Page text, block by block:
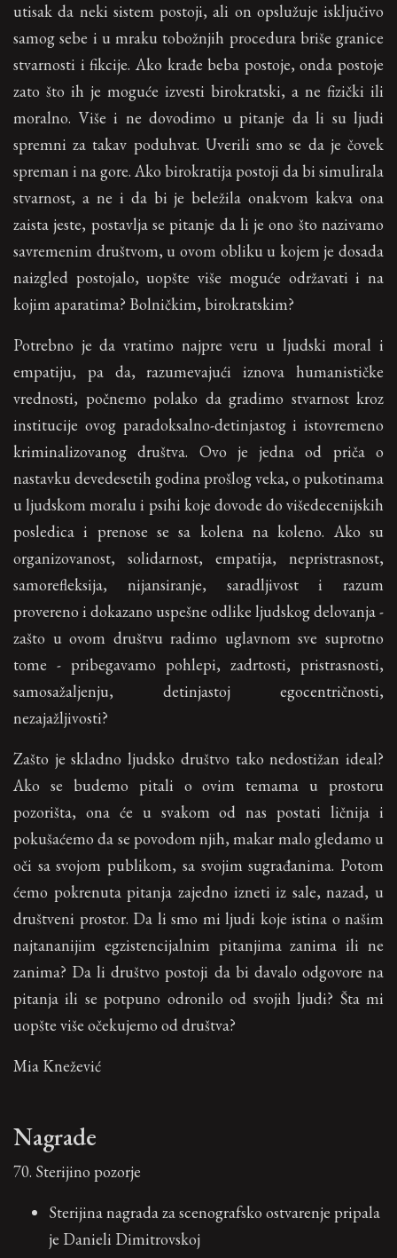
utisak da neki sistem postoji, ali on opslužuje isključivo
samog sebe i u mraku tobožnjih procedura briše granice
stvarnosti i fikcije. Ako krađe beba postoje, onda postoje
zato što ih je moguće izvesti birokratski, a ne fizički ili
moralno. Više i ne dovodimo u pitanje da li su ljudi
spremni za takav poduhvat. Uverili smo se da je čovek
spreman i na gore. Ako birokratija postoji da bi simulirala
stvarnost, a ne i da bi je beležila onakvom kakva ona
zaista jeste, postavlja se pitanje da li je ono što nazivamo
savremenim društvom, u ovom obliku u kojem je dosada
naizgled postojalo, uopšte više moguće održavati i na
kojim aparatima? Bolničkim, birokratskim?
Potrebno je da vratimo najpre veru u ljudski moral i
empatiju, pa da, razumevajući iznova humanističke
vrednosti, počnemo polako da gradimo stvarnost kroz
institucije ovog paradoksalno-detinjastog i istovremeno
kriminalizovanog društva. Ovo je jedna od priča o
nastavku devedesetih godina prošlog veka, o pukotinama
u ljudskom moralu i psihi koje dovode do višedecenijskih
posledica i prenose se sa kolena na koleno. Ako su
organizovanost, solidarnost, empatija, nepristrasnost,
samorefleksija, nijansiranje, saradljivost i razum
provereno i dokazano uspešne odlike ljudskog delovanja -
zašto u ovom društvu radimo uglavnom sve suprotno
tome - pribegavamo pohlepi, zadrtosti, pristrasnosti,
samosažaljenju, detinjastoj egocentričnosti,
nezajažljivosti?
Zašto je skladno ljudsko društvo tako nedostižan ideal?
Ako se budemo pitali o ovim temama u prostoru
pozorišta, ona će u svakom od nas postati ličnija i
pokušaćemo da se povodom njih, makar malo gledamo u
oči sa svojom publikom, sa svojim sugrađanima. Potom
ćemo pokrenuta pitanja zajedno izneti iz sale, nazad, u
društveni prostor. Da li smo mi ljudi koje istina o našim
najtananijim egzistencijalnim pitanjima zanima ili ne
zanima? Da li društvo postoji da bi davalo odgovore na
pitanja ili se potpuno odronilo od svojih ljudi? Šta mi
uopšte više očekujemo od društva?
Mia Knežević
Nagrade
70. Sterijino pozorje
Sterijina nagrada za scenografsko ostvarenje pripala
je Danieli Dimitrovskoj